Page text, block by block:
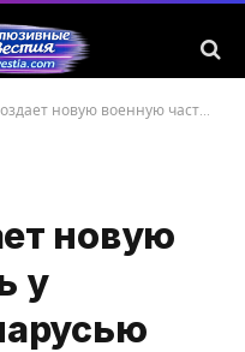
новую военную часть у границы с Беларусью
новую
у